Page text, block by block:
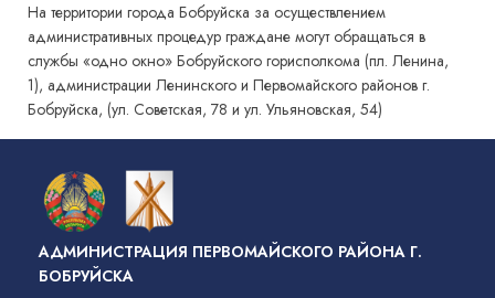
На территории города Бобруйска за осуществлением
административных процедур граждане могут обращаться в
службы «одно окно» Бобруйского горисполкома (пл. Ленина,
1), администрации Ленинского и Первомайского районов г.
Бобруйска, (ул. Советская, 78 и ул. Ульяновская, 54)
АДМИНИСТРАЦИЯ ПЕРВОМАЙСКОГО РАЙОНА Г.
БОБРУЙСКА